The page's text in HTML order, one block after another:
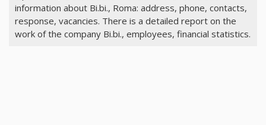
information about Bi.bi., Roma: address, phone, contacts,
response, vacancies. There is a detailed report on the
work of the company Bi.bi., employees, financial statistics.